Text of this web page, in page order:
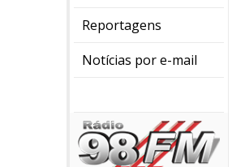
Reportagens
Notícias por e-mail